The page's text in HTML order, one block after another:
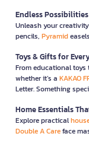
Endless
Unleash your
pencils, Pyramid
Toys & Gifts for
From educational toys
whether it’s a KAKAO
Letter. Something
Home Essentials
Explore practical
Double A Careface